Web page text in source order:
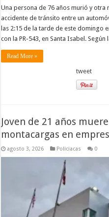
Una persona de 76 años murió y otra
accidente de tránsito entre un
las 2:15 de la tarde de este domingo
con la PR-543, en Santa Isabel. Según
Read More »
tweet
Joven de 21 años
montacargas en
agosto 3, 2026 Policiacas 0